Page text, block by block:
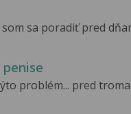
sa poradiť pred
problém... pred